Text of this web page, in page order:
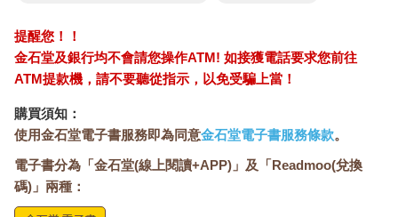
提醒您！！
金石堂及銀行均不會請您操作ATM! 如接獲電話要求您前往
ATM提款機，請不要聽從指示，以免受騙上當！
購買須知：
使用金石堂電子書服務即為同意金石堂電子書服務條款。
電子書分為「金石堂(線上閱讀+APP)」及「Readmoo(兌換
碼)」兩種：